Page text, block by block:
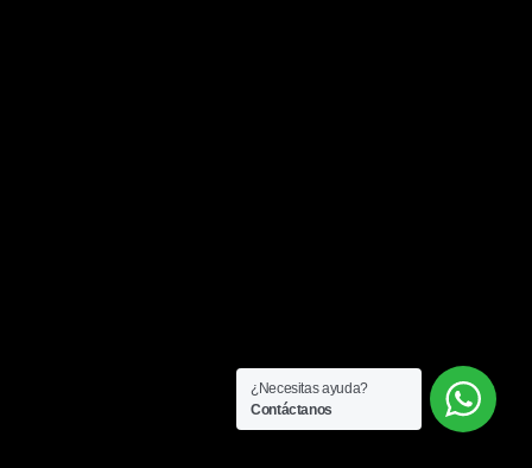
¿Necesitas ayuda?
Contáctanos